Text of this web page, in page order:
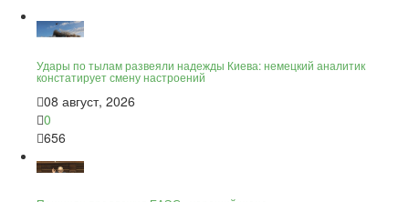
Удары по тылам развеяли надежды Киева: немецкий аналитик
констатирует смену настроений
08 август, 2026
0
656